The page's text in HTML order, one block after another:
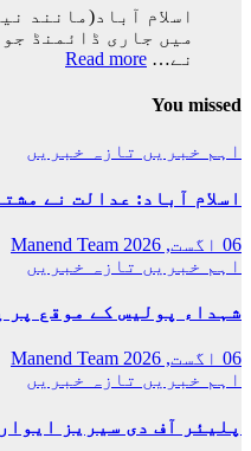
نے… Read more
:
بالآخر
حاصل
You missed
اہم خبریں تازہ خبریں
اسلام آباد: عدالت نے مشتاق
06 اگست, 2026
Manend Team
اہم خبریں تازہ خبریں
شہداء پولیس کے موقع پر
06 اگست, 2026
Manend Team
اہم خبریں تازہ خبریں
پلیئر آف دی سیریز